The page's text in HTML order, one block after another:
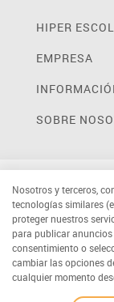
HIPER
EMPRESA
SOBRE
Nosotros y terceros,
tecnologías similares
proteger nuestros
para publicar anuncios
consentimiento o
cambiar las opciones
cualquier momento